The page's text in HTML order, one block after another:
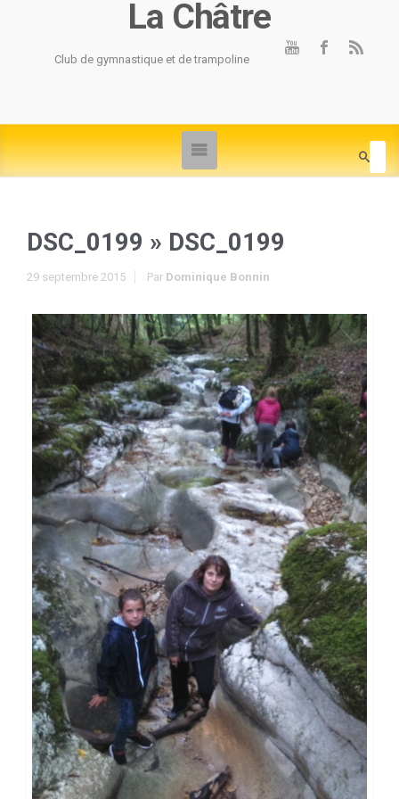
La Châtre
Club de gymnastique et de trampoline
DSC_0199 » DSC_0199
29 septembre 2015 Par Dominique Bonnin